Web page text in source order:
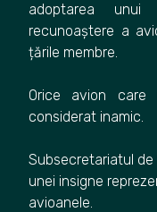
adoptarea
recunoaștere a
țările membre.
Orice avion care
considerat inamic.
Subsecretariatul
unei insigne
avioanele.